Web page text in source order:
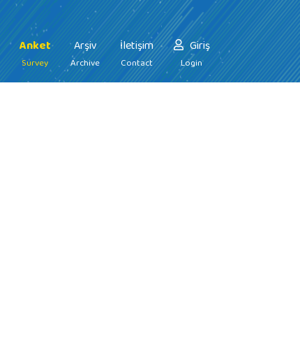
Anket
Survey
Arşiv
Archive
İletişim
Contact
Giriş
Login